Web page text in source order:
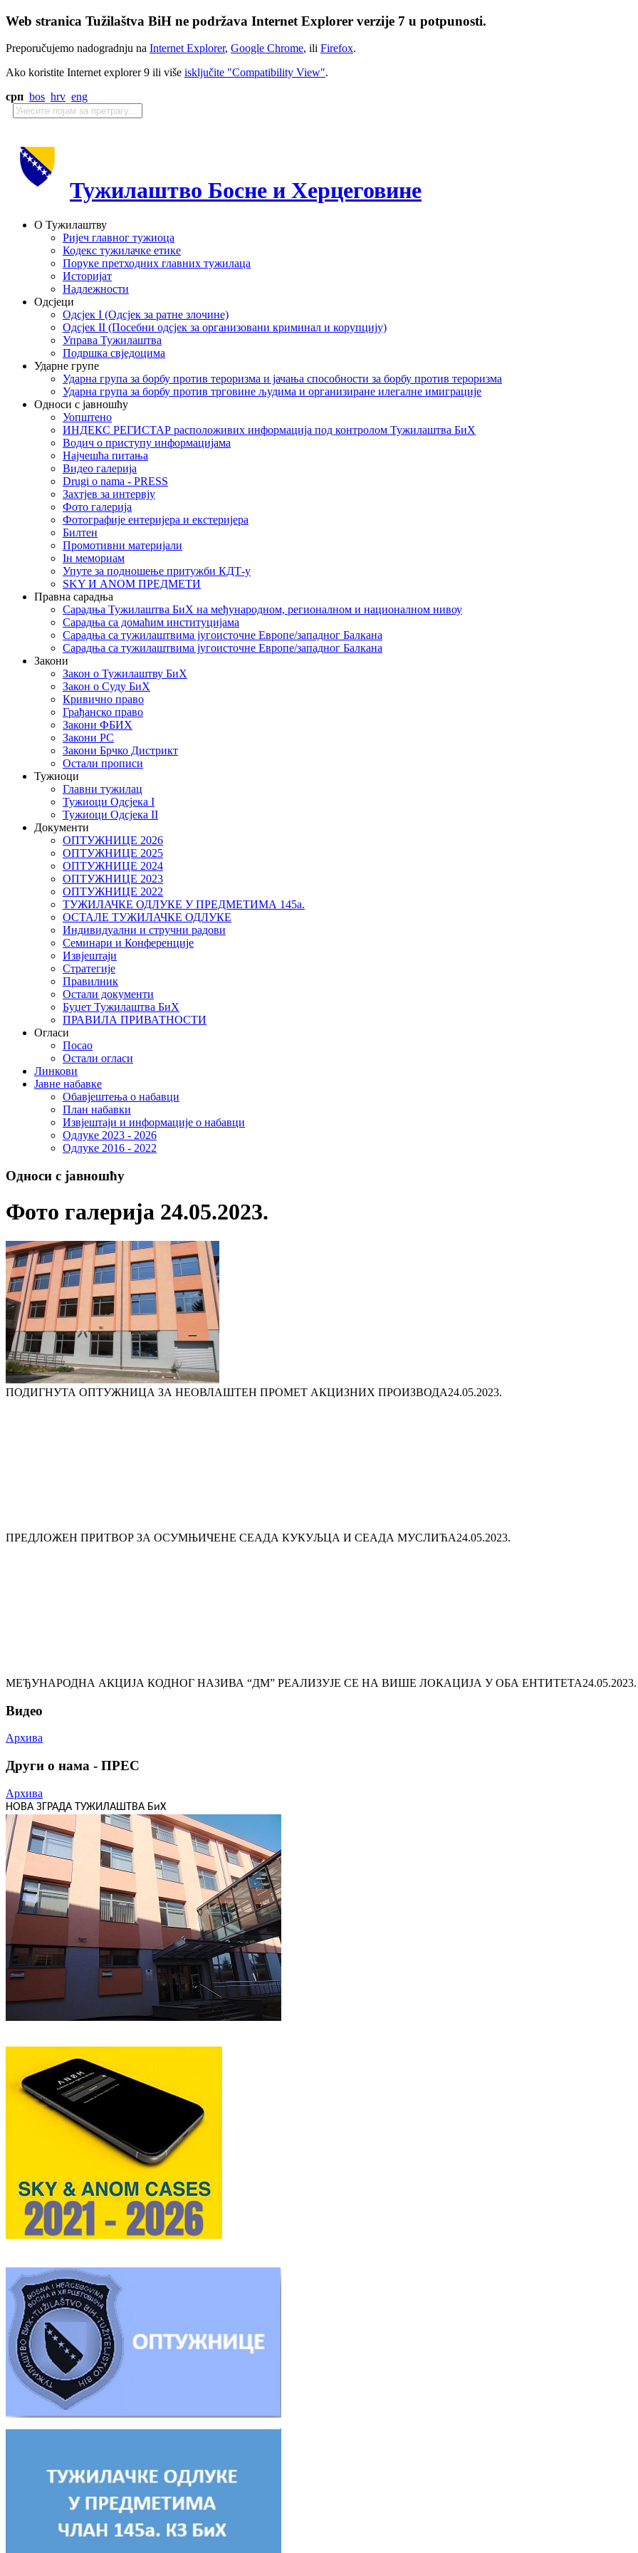
Web stranica Tužilaštva BiH ne podržava Internet Explorer verzije 7 u potpunosti.
Preporučujemo nadogradnju na Internet Explorer, Google Chrome, ili Firefox.
Ako koristite Internet explorer 9 ili više isključite "Compatibility View".
срп bos hrv eng
Тужилаштво Босне и Херцеговине
О Тужилаштву
Ријеч главног тужиоца
Кодекс тужилачке етике
Поруке претходних главних тужилаца
Историјат
Надлежности
Одсјеци
Одсјек I (Одсјек за ратне злочине)
Одсјек II (Посебни одсјек за организовани криминал и корупцију)
Управа Тужилаштва
Подршка свједоцима
Ударне групе
Ударна група за борбу против тероризма и јачања способности за борбу против тероризма
Ударна група за борбу против трговине људима и организиране илегалне имиграције
Односи с јавношћу
Уопштено
ИНДЕКС РЕГИСТАР расположивих информација под контролом Тужилаштва БиХ
Водич о приступу информацијама
Најчешћа питања
Видео галерија
Drugi o nama - PRESS
Захтјев за интервју
Фото галерија
Фотографије ентеријера и екстеријера
Билтен
Промотивни материјали
Iн мемориам
Упуте за подношење притужби КДТ-у
SKY И ANOM ПРЕДМЕТИ
Правна сарадња
Сарадња Тужилаштва БиХ на међународном, регионалном и националном нивоу
Сарадња са домаћим институцијама
Сарадња са тужилаштвима југоисточне Европе/западног Балкана
Сарадња са тужилаштвима југоисточне Европе/западног Балкана
Закони
Закон о Тужилаштву БиХ
Закон о Суду БиХ
Кривично право
Грађанско право
Закони ФБИХ
Закони РС
Закони Брчко Дистрикт
Остали прописи
Тужиоци
Главни тужилац
Тужиоци Oдсјекa I
Тужиоци Oдсјекa II
Документи
ОПТУЖНИЦЕ 2026
ОПТУЖНИЦЕ 2025
ОПТУЖНИЦЕ 2024
ОПТУЖНИЦЕ 2023
ОПТУЖНИЦЕ 2022
ТУЖИЛАЧКЕ ОДЛУКЕ У ПРЕДМЕТИМА 145а.
ОСТАЛЕ ТУЖИЛАЧКЕ ОДЛУКЕ
Индивидуални и стручни радови
Семинари и Конференције
Извјештаји
Стратегије
Правилник
Остали документи
Буџет Тужилаштва БиХ
ПРАВИЛА ПРИВАТНОСТИ
Огласи
Посао
Остали огласи
Линкови
Јавне набавке
Обавјештења о набавци
План набавки
Извјештаји и информације о набавци
Одлуке 2023 - 2026
Одлуке 2016 - 2022
Односи с јавношћу
Фото галерија 24.05.2023.
ПОДИГНУТА ОПТУЖНИЦА ЗА НЕОВЛАШТЕН ПРОМЕТ АКЦИЗНИХ ПРОИЗВОДА24.05.2023.
ПРЕДЛОЖЕН ПРИТВОР ЗА ОСУМЊИЧЕНЕ СЕАДА КУКУЉЦА И СЕАДА МУСЛИЋА24.05.2023.
МЕЂУНАРОДНА АКЦИЈА КОДНОГ НАЗИВА “ДМ” РЕАЛИЗУЈЕ СЕ НА ВИШЕ ЛОКАЦИЈА У ОБА ЕНТИТЕТА24.05.2023.
Видео
Архива
Други о нама - ПРЕС
Архива
НОВА ЗГРАДА ТУЖИЛАШТВА БиХ